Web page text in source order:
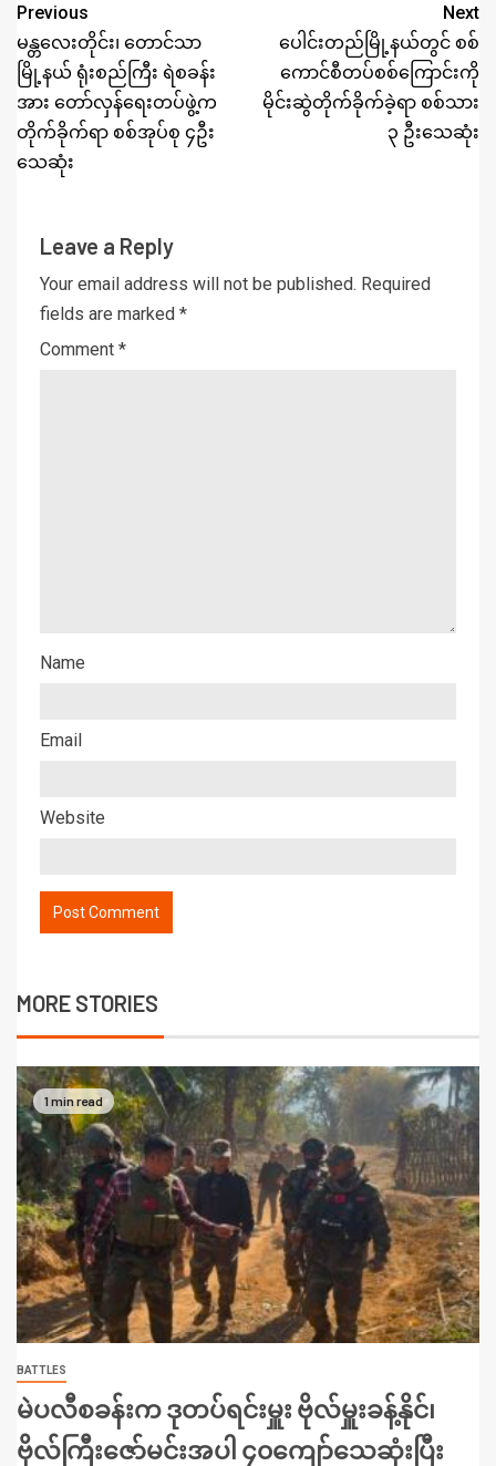
Previous
မန္တလေးတိုင်း၊ တောင်သာ
မြို့နယ် ရုံးစည်ကြီး ရဲစခန်း
အား တော်လှန်ရေးတပ်ဖွဲ့က
တိုက်ခိုက်ရာ စစ်အုပ်စု ၄ဦး
သေဆုံး
Next
ပေါင်းတည်မြို့နယ်တွင် စစ်
ကောင်စီတပ်စစ်ကြောင်းကို
မိုင်းဆွဲတိုက်ခိုက်ခဲ့ရာ စစ်သား
၃ ဦးသေဆုံး
Leave a Reply
Your email address will not be published. Required
fields are marked *
Comment *
Name
Email
Website
MORE STORIES
1 min read
BATTLES
မဲပလီစခန်းက ဒုတပ်ရင်းမှူး ဗိုလ်မှူးခန့်နိုင်၊
ဗိုလ်ကြီးဇော်မင်းအပါ ၄၀ကျော်သေဆုံးပြီး